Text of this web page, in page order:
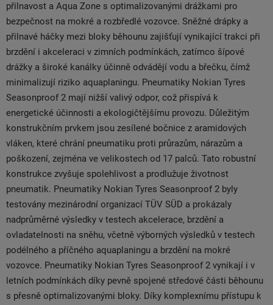
přilnavost a Aqua Zone s optimalizovanými drážkami pro
bezpečnost na mokré a rozbředlé vozovce. Sněžné drápky a
přilnavé háčky mezi bloky běhounu zajišťují vynikající trakci při
brzdění i akceleraci v zimních podmínkách, zatímco šípové
drážky a široké kanálky účinně odvádějí vodu a břečku, čímž
minimalizují riziko aquaplaningu. Pneumatiky Nokian Tyres
Seasonproof 2 mají nižší valivý odpor, což přispívá k
energetické účinnosti a ekologičtějšímu provozu. Důležitým
konstrukčním prvkem jsou zesílené bočnice z aramidových
vláken, které chrání pneumatiku proti průrazům, nárazům a
poškození, zejména ve velikostech od 17 palců. Tato robustní
konstrukce zvyšuje spolehlivost a prodlužuje životnost
pneumatik. Pneumatiky Nokian Tyres Seasonproof 2 byly
testovány mezinárodní organizací TÜV SÜD a prokázaly
nadprůměrné výsledky v testech akcelerace, brzdění a
ovladatelnosti na sněhu, včetně výborných výsledků v testech
podélného a příčného aquaplaningu a brzdění na mokré
vozovce. Pneumatiky Nokian Tyres Seasonproof 2 vynikají i v
letních podmínkách díky pevně spojené středové části běhounu
s přesně optimalizovanými bloky. Díky komplexnímu přístupu k